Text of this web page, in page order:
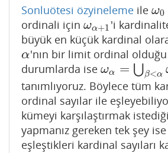
Sonluötesi özyineleme ile ω0
ω0
ordinali için ωα+1
ωα+1 'i
büyük en küçük kardinal
α
α 'nın bir limit ordinal olduğu
durumlarda ise ωα = ⋃β<α
ωα =⋃ β <αωβ
tanımlıyoruz. Böylece tüm
ordinal sayılar ile
kümeyi karşılaştırmak
yapmanız gereken tek şey
eşleştikleri kardinal sayıları